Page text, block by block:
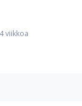
viikkoa